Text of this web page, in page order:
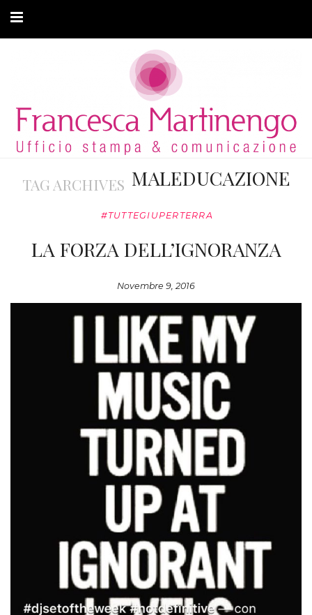
ARTICOLI
MODA ADATTIVA
CONTATTI
TAG ARCHIVES MALEDUCAZIONE
#TUTTEGIUPERTERRA
LA FORZA DELL’IGNORANZA
Novembre 9, 2016